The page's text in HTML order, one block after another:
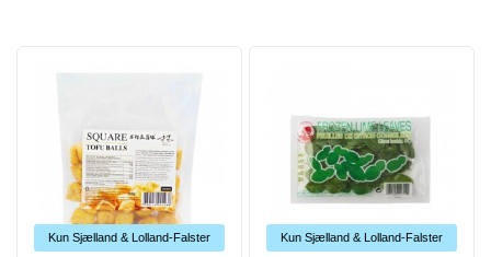
Kun Sjælland & Lolland-Falster Kun Sjælland & Lolland-Falster